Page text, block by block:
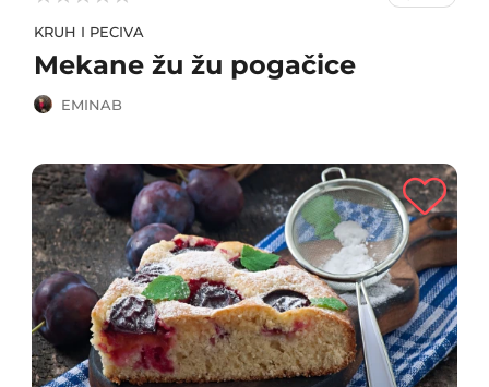
KRUH I PECIVA
Mekane žu žu pogačice
EMINAB